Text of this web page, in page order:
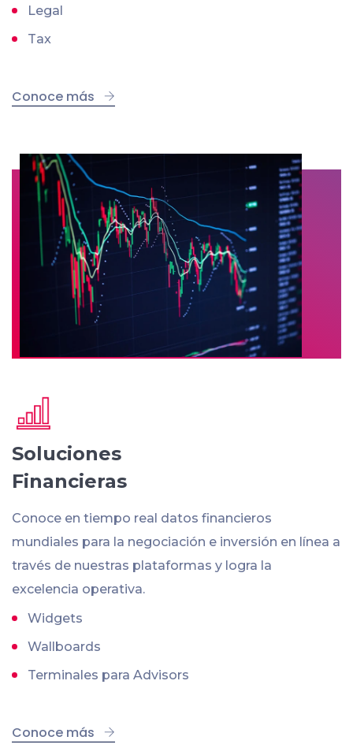
Legal
Tax
Conoce más
Soluciones
Financieras
Conoce en tiempo real datos financieros
mundiales para la negociación e inversión en línea a
través de nuestras plataformas y logra la
excelencia operativa.
Widgets
Wallboards
Terminales para Advisors
Conoce más